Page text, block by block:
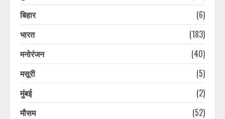
बिहार
(6)
भारत
(183)
मनोरंजन
(40)
मसूरी
(5)
मुंबई
(2)
मौसम
(52)
Ola Electric अपनाएगी डीलर-आधारित
साल बाद किया फैसला
4